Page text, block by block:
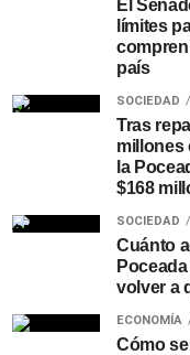
El
límites
compren
país
SOCIEDAD
Tras
millones
la
$168
SOCIEDAD
Cuánto
volver a
ECONOMÍA
Cómo